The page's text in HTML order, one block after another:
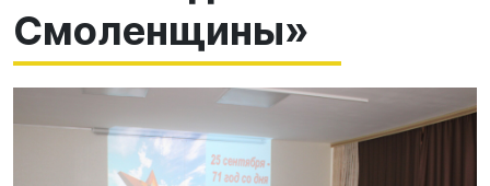
Смоленщины»